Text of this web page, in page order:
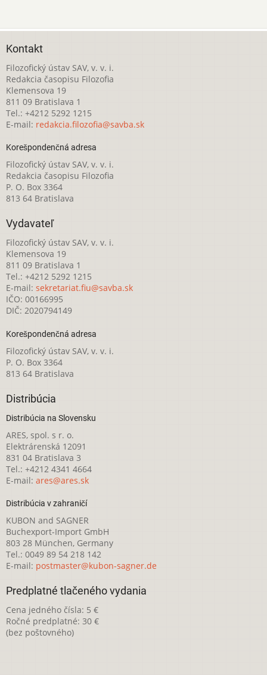
Kontakt
Filozofický ústav SAV, v. v. i.
Redakcia časopisu Filozofia
Klemensova 19
811 09 Bratislava 1
Tel.: +4212 5292 1215
E-mail: redakcia.filozofia@savba.sk
Korešpondenčná adresa
Filozofický ústav SAV, v. v. i.
Redakcia časopisu Filozofia
P. O. Box 3364
813 64 Bratislava
Vydavateľ
Filozofický ústav SAV, v. v. i.
Klemensova 19
811 09 Bratislava 1
Tel.: +4212 5292 1215
E-mail: sekretariat.fiu@savba.sk
IČO: 00166995
DIČ: 2020794149
Korešpondenčná adresa
Filozofický ústav SAV, v. v. i.
P. O. Box 3364
813 64 Bratislava
Distribúcia
Distribúcia na Slovensku
ARES, spol. s r. o.
Elektrárenská 12091
831 04 Bratislava 3
Tel.: +4212 4341 4664
E-mail: ares@ares.sk
Distribúcia v zahraničí
KUBON and SAGNER
Buchexport-Import GmbH
803 28 München, Germany
Tel.: 0049 89 54 218 142
E-mail: postmaster@kubon-sagner.de
Predplatné tlačeného vydania
Cena jedného čísla: 5 €
Ročné predplatné: 30 €
(bez poštovného)